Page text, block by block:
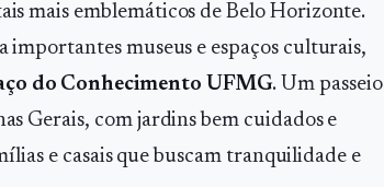
mais emblemáticos de Belo Horizonte.
museus e espaços culturais,
do Conhecimento UFMG. Um passeio
Gerais, com jardins bem cuidados e
e casais que buscam tranquilidade e